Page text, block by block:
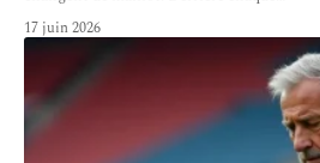
17 juin 2026